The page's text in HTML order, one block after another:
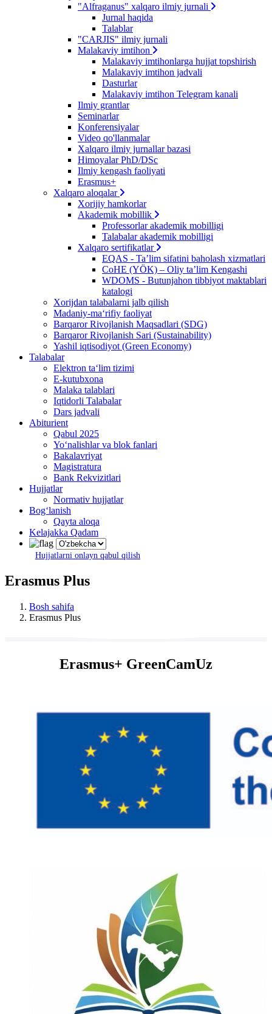
"Alfraganus" xalqaro ilmiy jurnali
Jurnal haqida
Talablar
"CARJIS" ilmiy jurnali
Malakaviy imtihon
Malakaviy imtihonlarga hujjat topshirish
Malakaviy imtihon jadvali
Dasturlar
Malakaviy imtihon Telegram kanali
Ilmiy grantlar
Seminarlar
Konferensiyalar
Video qo'llanmalar
Xalqaro ilmiy jurnallar bazasi
Himoyalar PhD/DSc
Ilmiy kengash faoliyati
Erasmus+
Xalqaro aloqalar
Xorijiy hamkorlar
Akademik mobillik
Professorlar akademik mobilligi
Talabalar akademik mobilligi
Xalqaro sertifikatlar
EQAS - Ta’lim sifatini baholash xizmatlari
CoHE (YÖK) – Oliy ta’lim Kengashi
WDOMS - Butunjahon tibbiyot maktablari
katalogi
Xorijdan talabalarni jalb qilish
Madaniy-ma‘rifiy faoliyat
Barqaror Rivojlanish Maqsadlari (SDG)
Barqaror Rivojlanish Sari (Sustainability)
Yashil iqtisodiyot (Green Economy)
Talabalar
Elektron ta‘lim tizimi
E-kutubxona
Malaka talablari
Iqtidorli Talabalar
Dars jadvali
Abiturient
Qabul 2025
Yo‘nalishlar va blok fanlari
Bakalavriyat
Magistratura
Bank Rekvizitlari
Hujjatlar
Normativ hujjatlar
Bog‘lanish
Qayta aloqa
Kelajakka Qadam
Hujjatlarni onlayn qabul qilish
Erasmus Plus
Bosh sahifa
Erasmus Plus
Erasmus+ GreenCamUz